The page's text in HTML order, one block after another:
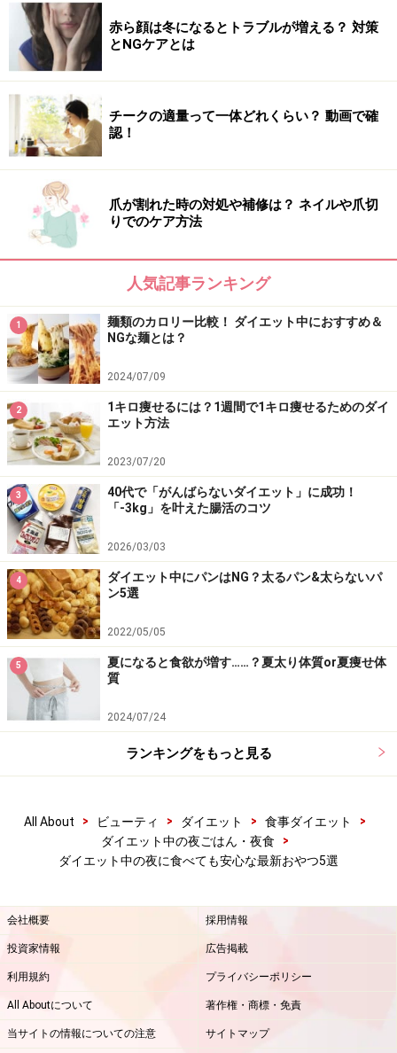
赤ら顔は冬になるとトラブルが増える？ 対策
とNGケアとは
チークの適量って一体どれくらい？ 動画で確
認！
爪が割れた時の対処や補修は？ ネイルや爪切
りでのケア方法
人気記事ランキング
1
麺類のカロリー比較！ ダイエット中におすすめ＆
NGな麺とは？
2024/07/09
2
1キロ痩せるには？1週間で1キロ痩せるためのダイ
エット方法
2023/07/20
3
40代で「がんばらないダイエット」に成功！
「-3kg」を叶えた腸活のコツ
2026/03/03
4
ダイエット中にパンはNG？太るパン&太らないパ
ン5選
2022/05/05
5
夏になると食欲が増す……？夏太り体質or夏痩せ体
質
2024/07/24
ランキングをもっと見る
All About > ビューティ > ダイエット > 食事ダイエット
>
ダイエット中の夜ごはん・夜食
>
ダイエット中の夜に食べても安心な最新おやつ5選
会社概要 採用情報
投資家情報 広告掲載
利用規約 プライバシーポリシー
All Aboutについて 著作権・商標・免責
当サイトの情報についての注意 サイトマップ